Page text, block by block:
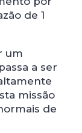
de 1
um
passa a ser
missão
de